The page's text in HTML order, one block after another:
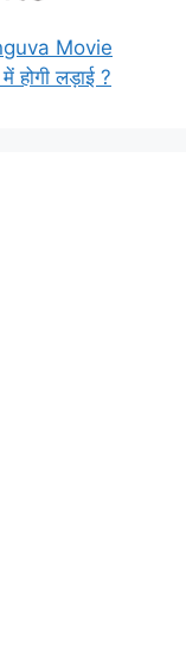
Movie
होगी लड़ाई ?